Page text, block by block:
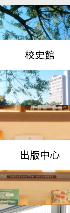
校史館
出版中心